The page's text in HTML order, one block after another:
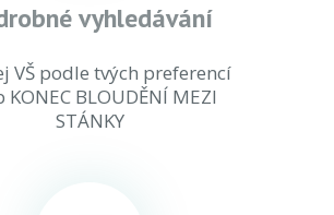
vyhledávání
VŠ podle tvých preferencí
KONEC BLOUDĚNÍ MEZI
STÁNKY